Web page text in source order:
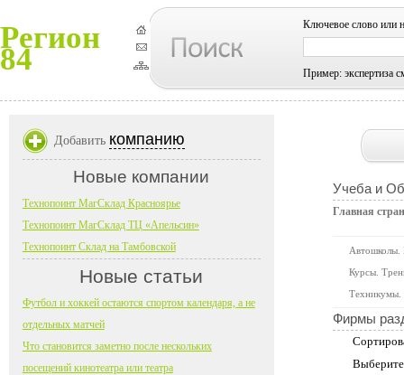
Регион
84
Ключевое слово или
Пример: экспертиза
Учеба и
Главная
Автошколы.
Курсы.
Техникумы.
Фирмы
Добавить компанию
Новые компании
Технопоинт МагСклад Красноярье
Технопоинт МагСклад ТЦ «Апельсин»
Технопоинт Склад на Тамбовской
Новые статьи
Футбол и хоккей остаются спортом календаря, а не
отдельных матчей
Что становится заметно после нескольких
посещений кинотеатра или театра